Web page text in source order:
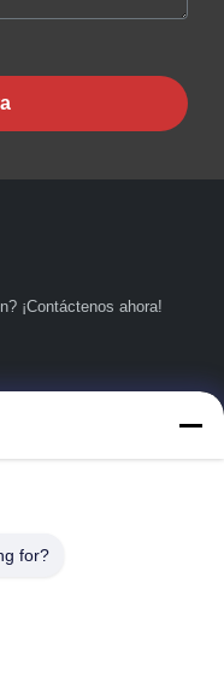
¡Contáctenos ahora!
for?